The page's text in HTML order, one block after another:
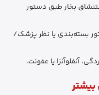
بخار طبق دستور
بسته‌بندی یا نظر پزشک/
آنفلوآنزا یا عفونت.